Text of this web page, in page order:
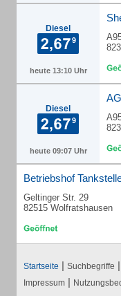
Diesel
heute 13:10 Uhr
Diesel
heute 09:07 Uhr
Betriebshof
Geltinger Str. 29
82515 Wolfratshausen
Startseite | Suchbegriffe |
Impressum |